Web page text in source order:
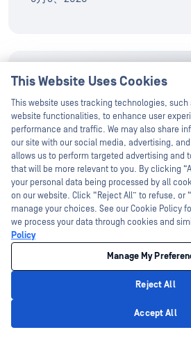
在社群媒體上追蹤我們
在您的 LinkedIn、Facebook、
追蹤 OPSWAT以瞭解更多資訊！
隨時瞭解
訊！
立即註冊，即可收到公
This Website Uses Cookies
This website uses tracking technologies,
website functionalities, to enhance user
performance and traffic. We may also share
our site with our social media, advertising,
allows us to perform targeted advertising and
that will be more relevant to you. By clicking
your personal data being processed by all
on our website. Click “Reject All” to refuse, or
manage your choices. See our Cookie Policy
we process your data through cookies and
Policy
Manage My
Reject All
Accept All
Hey there!
I'm Ozzy, your
How can I help you
today?